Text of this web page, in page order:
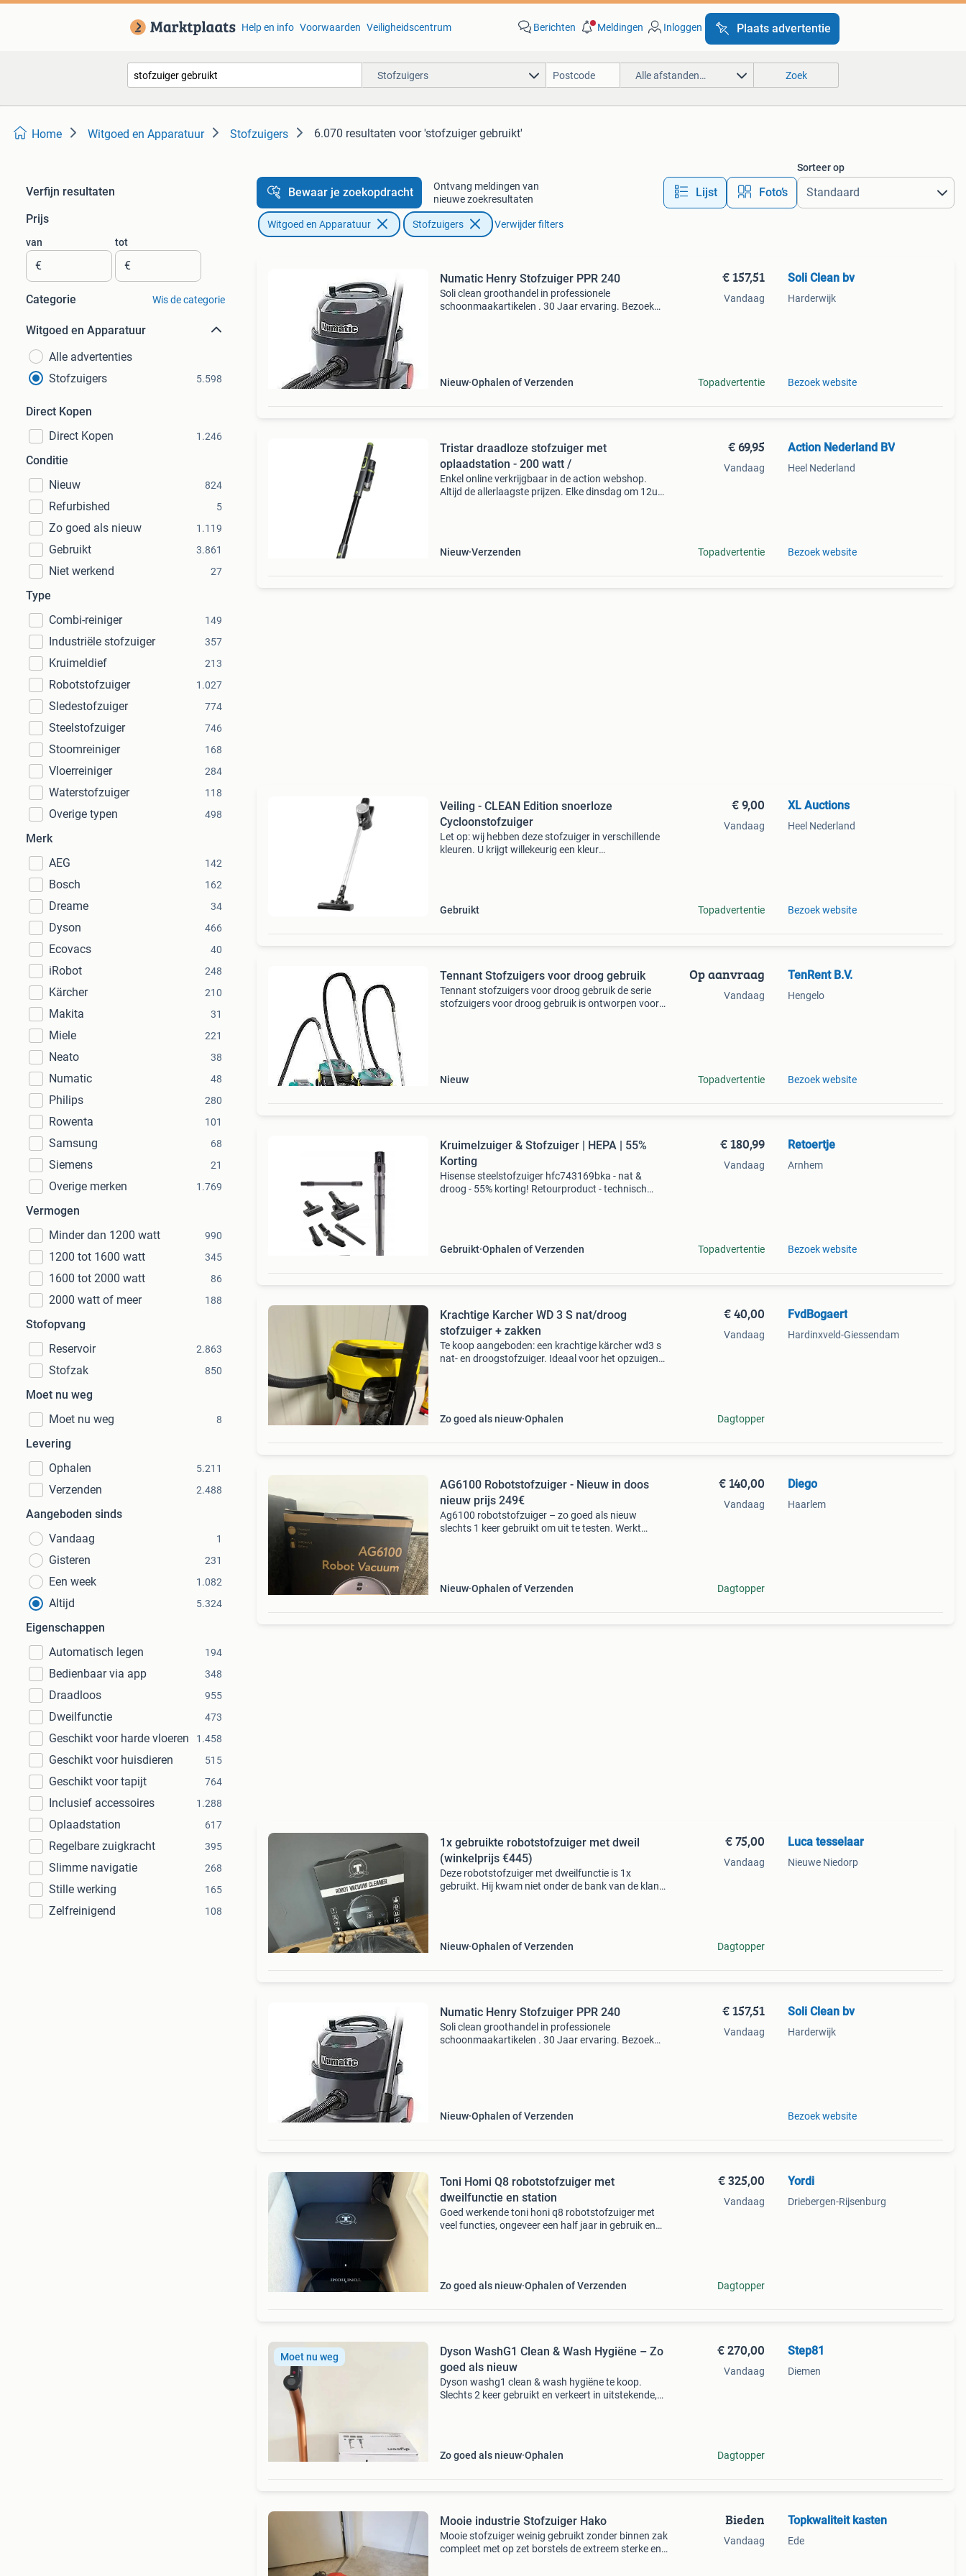
Help en info Voorwaarden Veiligheidscentrum Berichten Meldingen Inloggen Plaats advertentie
Stofzuigers Alle afstanden… Zoek
Home Witgoed en Apparatuur Stofzuigers 6.070 resultaten voor 'stofzuiger gebruikt'
Verfijn resultaten
Prijs
van
€
tot
€
Categorie Wis de categorie
Witgoed en Apparatuur
Alle advertenties
Stofzuigers
5.598
Direct Kopen
Direct Kopen
1.246
Conditie
Nieuw
824
Refurbished 5
Zo goed als nieuw 1.119
Gebruikt 3.861
Niet werkend 27
Type
Combi-reiniger
149
Industriële stofzuiger 357
Kruimeldief 213
Robotstofzuiger 1.027
Sledestofzuiger 774
Steelstofzuiger 746
Stoomreiniger 168
Vloerreiniger 284
Waterstofzuiger 118
Overige typen 498
Merk
AEG
142
Bosch 162
Dreame 34
Dyson 466
Ecovacs 40
iRobot 248
Kärcher 210
Makita 31
Miele 221
Neato 38
Numatic 48
Philips 280
Rowenta 101
Samsung 68
Siemens 21
Overige merken 1.769
Vermogen
Minder dan 1200 watt
990
1200 tot 1600 watt 345
1600 tot 2000 watt 86
2000 watt of meer 188
Stofopvang
Reservoir
2.863
Stofzak 850
Moet nu weg
Moet nu weg
8
Levering
Ophalen
5.211
Verzenden 2.488
Aangeboden sinds
Vandaag
1
Gisteren 231
Een week 1.082
Altijd 5.324
Eigenschappen
Automatisch legen
194
Bedienbaar via app 348
Draadloos 955
Dweilfunctie 473
Geschikt voor harde vloeren 1.458
Geschikt voor huisdieren 515
Geschikt voor tapijt 764
Inclusief accessoires 1.288
Oplaadstation 617
Regelbare zuigkracht 395
Slimme navigatie 268
Stille werking 165
Zelfreinigend 108
Bewaar je zoekopdracht
Ontvang meldingen van
nieuwe zoekresultaten
Lijst Foto’s
Sorteer op
Witgoed en Apparatuur Stofzuigers Verwijder filters
Numatic Henry Stofzuiger PPR 240
Soli clean groothandel in professionele
schoonmaakartikelen . 30 Jaar ervaring. Bezoek
Nieuw Ophalen of Verzenden
€ 157,51
Vandaag
Topadvertentie
Soli Clean bv
Harderwijk
Bezoek website
Tristar draadloze stofzuiger met
oplaadstation - 200 watt /
Enkel online verkrijgbaar in de action webshop.
Altijd de allerlaagste prijzen. Elke dinsdag om 12u
Nieuw Verzenden
€ 69,95
Vandaag
Topadvertentie
Action Nederland BV
Heel Nederland
Bezoek website
Veiling - CLEAN Edition snoerloze
Cycloonstofzuiger
Let op: wij hebben deze stofzuiger in verschillende
kleuren. U krijgt willekeurig een kleur
Gebruikt
€ 9,00
Vandaag
Topadvertentie
XL Auctions
Heel Nederland
Bezoek website
Tennant Stofzuigers voor droog gebruik
Tennant stofzuigers voor droog gebruik de serie
stofzuigers voor droog gebruik is ontworpen voor
Nieuw
Op aanvraag
Vandaag
Topadvertentie
TenRent B.V.
Hengelo
Bezoek website
Kruimelzuiger & Stofzuiger | HEPA | 55%
Korting
Hisense steelstofzuiger hfc743169bka - nat &
droog - 55% korting! Retourproduct - technisch
Gebruikt Ophalen of Verzenden
€ 180,99
Vandaag
Topadvertentie
Retoertje
Arnhem
Bezoek website
Krachtige Karcher WD 3 S nat/droog
stofzuiger + zakken
Te koop aangeboden: een krachtige kärcher wd3 s
nat- en droogstofzuiger. Ideaal voor het opzuigen
Zo goed als nieuw Ophalen
€ 40,00
Vandaag
Dagtopper
FvdBogaert
Hardinxveld-Giessendam
AG6100 Robotstofzuiger - Nieuw in doos
nieuw prijs 249€
Ag6100 robotstofzuiger – zo goed als nieuw
slechts 1 keer gebruikt om uit te testen. Werkt
Nieuw Ophalen of Verzenden
€ 140,00
Vandaag
Dagtopper
Diego
Haarlem
1x gebruikte robotstofzuiger met dweil
(winkelprijs €445)
Deze robotstofzuiger met dweilfunctie is 1x
gebruikt. Hij kwam niet onder de bank van de klant.
Nieuw Ophalen of Verzenden
€ 75,00
Vandaag
Dagtopper
Luca tesselaar
Nieuwe Niedorp
Numatic Henry Stofzuiger PPR 240
Soli clean groothandel in professionele
schoonmaakartikelen . 30 Jaar ervaring. Bezoek
Nieuw Ophalen of Verzenden
€ 157,51
Vandaag
Soli Clean bv
Harderwijk
Bezoek website
Toni Homi Q8 robotstofzuiger met
dweilfunctie en station
Goed werkende toni honi q8 robotstofzuiger met
veel functies, ongeveer een half jaar in gebruik en
Zo goed als nieuw Ophalen of Verzenden
€ 325,00
Vandaag
Dagtopper
Yordi
Driebergen-Rijsenburg
Moet nu weg
Dyson WashG1 Clean & Wash Hygiëne – Zo
goed als nieuw
Dyson washg1 clean & wash hygiëne te koop.
Slechts 2 keer gebruikt en verkeert in uitstekende,
Zo goed als nieuw Ophalen
€ 270,00
Vandaag
Dagtopper
Step81
Diemen
Mooie industrie Stofzuiger Hako
Mooie stofzuiger weinig gebruikt zonder binnen zak
compleet met op zet borstels de extreem sterke en
Bieden
Vandaag
Topkwaliteit kasten
Ede